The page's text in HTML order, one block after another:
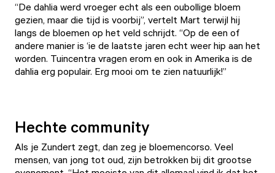
“De dahlia werd vroeger echt als een oubollige bloem
gezien, maar die tijd is voorbij”, vertelt Mart terwijl hij
langs de bloemen op het veld schrijdt. “Op de een of
andere manier is ‘ie de laatste jaren echt weer hip aan het
worden. Tuincentra vragen erom en ook in Amerika is de
dahlia erg populair. Erg mooi om te zien natuurlijk!”
Hechte community
Als je Zundert zegt, dan zeg je bloemencorso. Veel
mensen, van jong tot oud, zijn betrokken bij dit grootse